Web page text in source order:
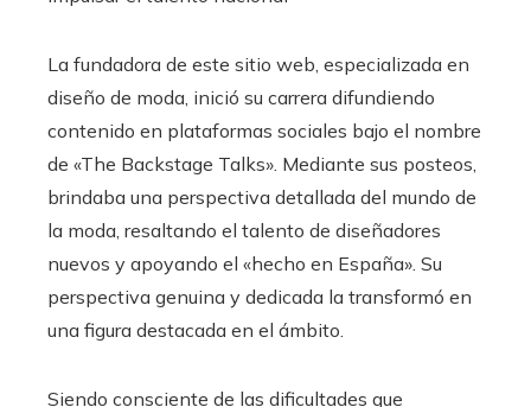
La fundadora de este sitio web, especializada en
diseño de moda, inició su carrera difundiendo
contenido en plataformas sociales bajo el nombre
de «The Backstage Talks». Mediante sus posteos,
brindaba una perspectiva detallada del mundo de
la moda, resaltando el talento de diseñadores
nuevos y apoyando el «hecho en España». Su
perspectiva genuina y dedicada la transformó en
una figura destacada en el ámbito.​
Siendo consciente de las dificultades que